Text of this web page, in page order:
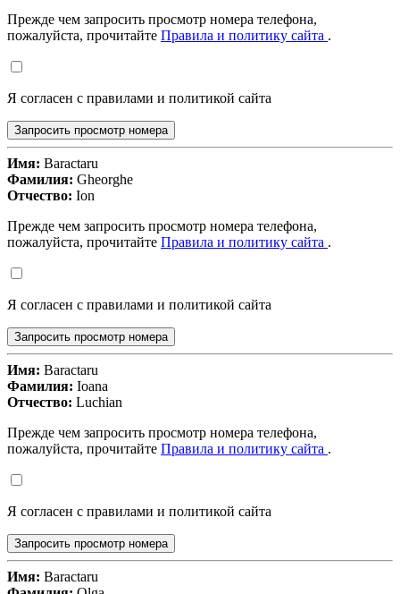
Прежде чем запросить просмотр номера телефона,
пожалуйста, прочитайте Правила и политику сайта .
Я согласен с правилами и политикой сайта
Запросить просмотр номера
Имя: Baractaru
Фамилия: Gheorghe
Отчество: Ion
Прежде чем запросить просмотр номера телефона,
пожалуйста, прочитайте Правила и политику сайта .
Я согласен с правилами и политикой сайта
Запросить просмотр номера
Имя: Baractaru
Фамилия: Ioana
Отчество: Luchian
Прежде чем запросить просмотр номера телефона,
пожалуйста, прочитайте Правила и политику сайта .
Я согласен с правилами и политикой сайта
Запросить просмотр номера
Имя: Baractaru